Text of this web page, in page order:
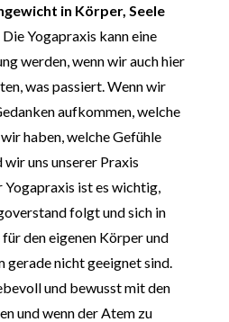
in Körper, Seele
Yogapraxis kann eine
werden, wenn wir auch hier
was passiert. Wenn wir
aufkommen, welche
haben, welche Gefühle
uns unserer Praxis
Yogapraxis ist es wichtig,
folgt und sich in
den eigenen Körper und
gerade nicht geeignet sind.
und bewusst mit den
und wenn der Atem zu